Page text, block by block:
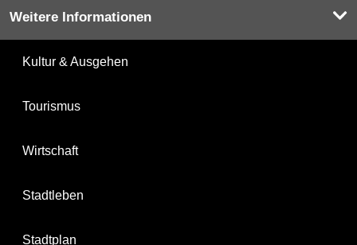
Weitere Informationen
Kultur & Ausgehen
Tourismus
Wirtschaft
Stadtleben
Stadtplan